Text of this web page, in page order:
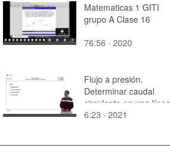
Matematicas 1 GITI
grupo A Clase 16
76:56 · 2020
Flujo a presión.
Determinar caudal
circulante en una línea
6:23 · 2021